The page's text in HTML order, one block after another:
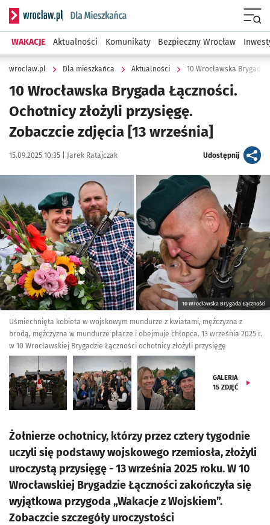
Serwis informacyjny wroclaw.pl podserwis: Dla mieszkańca
WAKACJE Aktualności Komunikaty Bezpieczny Wrocław
wroclaw.pl Dla mieszkańca Aktualności 10 Wrocławska Brygada
10 Wrocławska Brygada Łączności.
Ochotnicy złożyli przysięgę.
Zobaczcie zdjęcia [13 września]
Data publikacji:
15.09.2025 10:35 | Autor:
Jarek Ratajczak Udostępnijartykuł
Kliknij, aby zobaczyć galerię
10 Wrocławska Brygada Łączności
Uśmiechnięta kobieta w wojskowym mundurze z kwiatami, mężczyzna z
brodą, mężczyzna w mundurze płacze i obejmuje chłopca. 13 września 2025 r.
w 10 Wrocławskiej Brygadzie Łączności ochotnicy złożyli przysięgę
GALERIA
15 ZDJĘĆ
Żołnierze ochotnicy, którzy przez cztery tygodnie
uczyli się podstawy wojskowego rzemiosła, złożyli
uroczystą przysięgę - 13 września 2025 roku. W 10
Wrocławskiej Brygadzie Łączności zakończyła się
wyjątkowa przygoda „Wakacje z Wojskiem”.
Zobaczcie szczegóły uroczystości